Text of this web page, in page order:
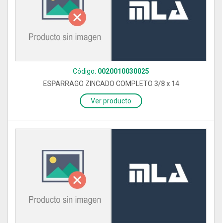
Código: 0020010030025
ESPARRAGO ZINCADO COMPLETO 3/8 x 14
Ver producto